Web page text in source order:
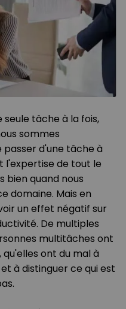
seule tâche à la fois,
sommes
passer d'une tâche à
l'expertise de tout le
bien quand nous
domaine. Mais en
un effet négatif sur
De multiples
multitâches ont
ont du mal à
à distinguer ce qui est